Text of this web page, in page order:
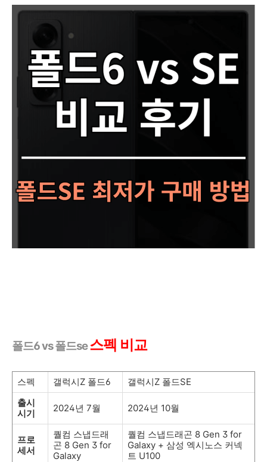
폴드6 vs 폴드se스펙 비교
스펙 갤럭시Z 폴드6
갤럭시Z 폴드SE
출시
시기
2024년 7월 2024년 10월
프로
세서
퀄컴 스냅드래
곤 8 Gen 3 for
Galaxy
퀄컴 스냅드래곤 8 Gen 3 for
Galaxy + 삼성 엑시노스 커넥
트 U100